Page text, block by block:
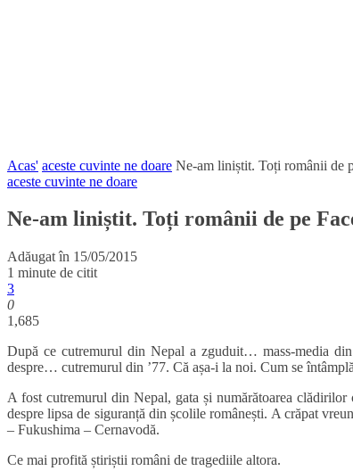
Acas' aceste cuvinte ne doare Ne-am liniștit. Toți românii de
aceste cuvinte ne doare
Ne-am liniștit. Toți românii de pe
Adăugat în 15/05/2015
1 minute de citit
3
0
1,685
După ce cutremurul din Nepal a zguduit… mass-media
despre… cutremurul din ’77. Că așa-i la noi. Cum se
A fost cutremurul din Nepal, gata și numărătoarea
despre lipsa de siguranță din școlile românești. A crăpat
– Fukushima – Cernavodă.
Ce mai profită știriștii români de tragediile altora.